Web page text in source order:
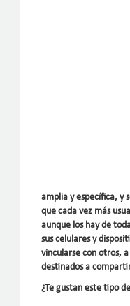
amplia y específica, y
que cada vez más
aunque los hay de
sus celulares y
vincularse con otros,
destinados a
¿Te gustan este tipo